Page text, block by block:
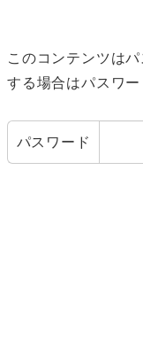
このコンテンツは
する場合はパスワー
パスワード